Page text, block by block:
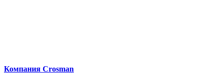
Компания Crosman